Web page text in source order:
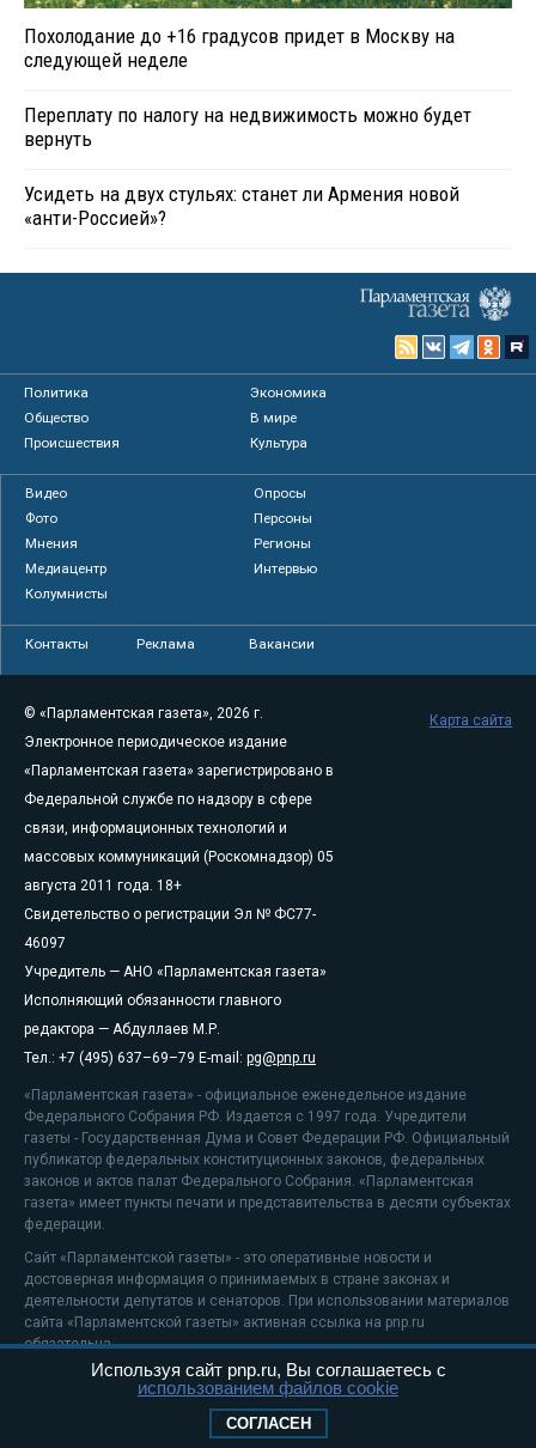
Похолодание до +16 градусов придет в Москву на
следующей неделе
Переплату по налогу на недвижимость можно будет
вернуть
Усидеть на двух стульях: станет ли Армения новой
«анти-Россией»?
Политика
Экономика
Общество
В мире
Происшествия
Культура
Видео
Опросы
Фото
Персоны
Мнения
Регионы
Медиацентр
Интервью
Колумнисты
Контакты Реклама Вакансии
© «Парламентская газета», 2026 г.
Электронное периодическое издание
«Парламентская газета» зарегистрировано в
Федеральной службе по надзору в сфере
связи, информационных технологий и
массовых коммуникаций (Роскомнадзор) 05
августа 2011 года. 18+
Свидетельство о регистрации Эл № ФС77-
46097
Учредитель — АНО «Парламентская газета»
Исполняющий обязанности главного
редактора — Абдуллаев М.Р.
Тел.: +7 (495) 637–69–79 E-mail: pg@pnp.ru
«Парламентская газета» - официальное еженедельное издание
Федерального Собрания РФ. Издается с 1997 года. Учредители
газеты - Государственная Дума и Совет Федерации РФ. Официальный
публикатор федеральных конституционных законов, федеральных
законов и актов палат Федерального Собрания. «Парламентская
газета» имеет пункты печати и представительства в десяти субъектах
федерации.
Сайт «Парламентской газеты» - это оперативные новости и
достоверная информация о принимаемых в стране законах и
деятельности депутатов и сенаторов. При использовании материалов
сайта «Парламентской газеты» активная ссылка на pnp.ru
обязательна.
На информационном ресурсе применяютсярекомендательные
Положение о защите персональных данных
Карта сайта
Используя сайт pnp.ru, Вы соглашаетесь с
использованием файлов cookie
СОГЛАСЕН